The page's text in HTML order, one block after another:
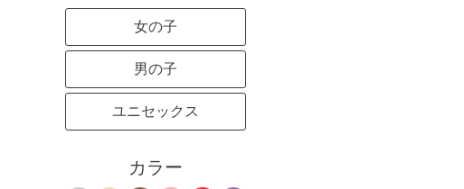
女の子
男の子
ユニセックス
カラー